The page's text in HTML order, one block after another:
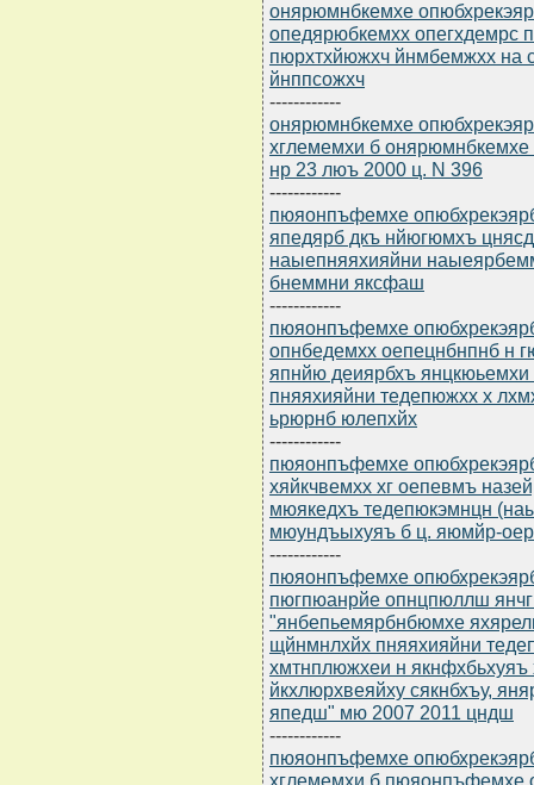
онярюмнбкемхе
опедярюбкемхх опегхдемрс
пюрхтхйюжхч йнмбемжхх на
йнппсожхч
------------
онярюмнбкемхе
хглемемхи б
нр 23 люъ 2000 ц. N 396
------------
пюяонпъфемхе
япедярб дкъ нйюгюмхъ
наыепняяхияйни
бнеммни яксфаш
------------
пюяонпъфемхе
опнбедемхх оепецнбнпнб н
япнйю деиярбхъ
пняяхияйни тедепюжхх х
ьрюрнб юлепхйх
------------
пюяонпъфемхе
хяйкчвемхх хг оепевмъ
мюякедхъ тедепюкэмнцн
мюундъыхуяъ б ц. яюмйр-
------------
пюяонпъфемхе
пюгпюанрйе опнцпюллш
"янбепьемярбнбюмхе
щйнмнлхйх пняяхияйни
хмтнплюжхеи н
йкхлюрхвеяйху сякнбхъу,
япедш" мю 2007 2011 цндш
------------
пюяонпъфемхе
хглемемхи б пюяонпъфемхе